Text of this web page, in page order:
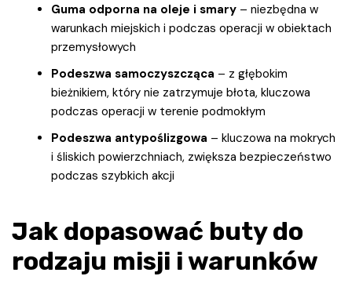
Guma odporna na oleje i smary – niezbędna w
warunkach miejskich i podczas operacji w obiektach
przemysłowych
Podeszwa samoczyszcząca – z głębokim
bieżnikiem, który nie zatrzymuje błota, kluczowa
podczas operacji w terenie podmokłym
Podeszwa antypoślizgowa – kluczowa na mokrych
i śliskich powierzchniach, zwiększa bezpieczeństwo
podczas szybkich akcji
Jak dopasować buty do
rodzaju misji i warunków